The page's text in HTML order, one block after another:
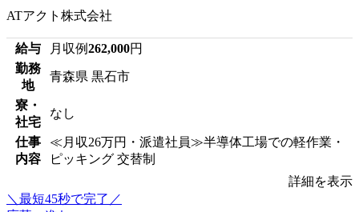
ATアクト株式会社
給与 月収例262,000円
勤務
地
青森県 黒石市
寮・
社宅
なし
仕事
内容
≪月収26万円・派遣社員≫半導体工場での軽作業・
ピッキング 交替制
詳細を表示
＼最短45秒で完了／